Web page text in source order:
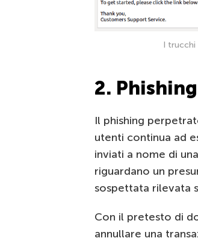
I trucchi
2.
Il phishing
utenti continua ad
inviati a nome di
riguardano un
sospettata rilevata
Con il pretesto di
annullare una